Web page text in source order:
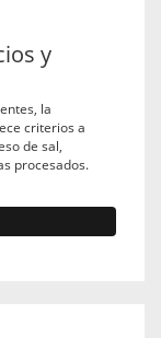
y
la
criterios a
de sal,
procesados.